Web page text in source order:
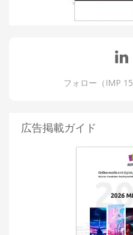
フォロー（IMP
広告掲載ガイド